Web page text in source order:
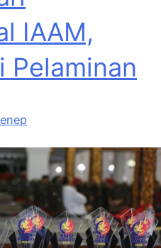
IAAM,
Pelaminan